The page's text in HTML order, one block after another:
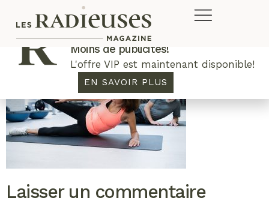
Laisser un commentaire
Plus de concours. Plus de rabais.
Moins de publicités!
L'offre VIP est maintenant disponible!
EN SAVOIR PLUS